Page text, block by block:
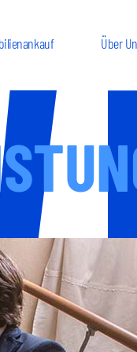
Über